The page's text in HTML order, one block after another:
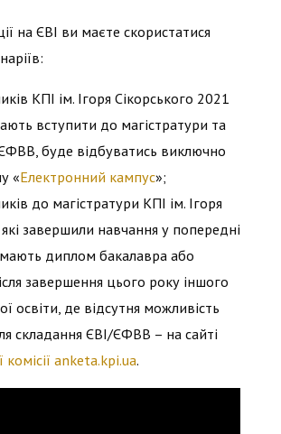
на ЄВІ ви маєте скористатися
КПІ ім. Ігоря Сікорського 2021
вступити до магістратури та
буде відбуватись виключно
«Електронний кампус»;
до магістратури КПІ ім. Ігоря
завершили навчання у попередні
диплом бакалавра або
завершення цього року іншого
освіти, де відсутня можливість
складання ЄВІ/ЄФВВ – на сайті
anketa.kpi.ua.